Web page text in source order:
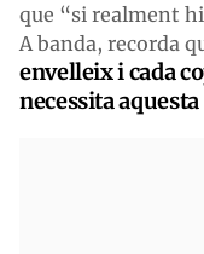
que “si realment
A banda, recorda
envelleix i cada
necessita